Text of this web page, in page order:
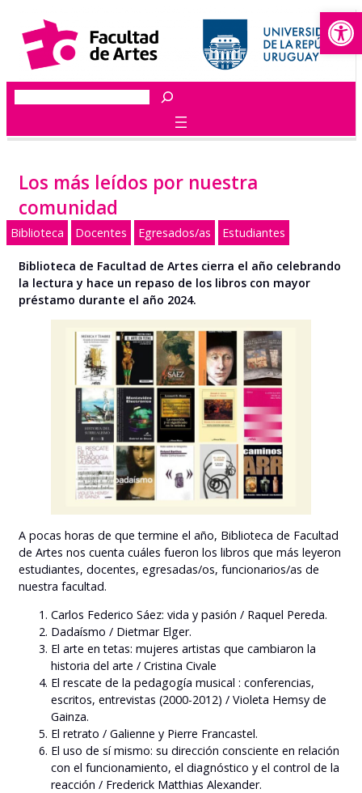
contenido
Buscar
Los más leídos por nuestra
comunidad
Biblioteca Docentes Egresados/as Estudiantes
Biblioteca de Facultad de Artes cierra el año celebrando
la lectura y hace un repaso de los libros con mayor
préstamo durante el año 2024.
A pocas horas de que termine el año, Biblioteca de Facultad
de Artes nos cuenta cuáles fueron los libros que más leyeron
estudiantes, docentes, egresadas/os, funcionarios/as de
nuestra facultad.
Carlos Federico Sáez: vida y pasión / Raquel Pereda.
Dadaísmo / Dietmar Elger.
El arte en tetas: mujeres artistas que cambiaron la
historia del arte / Cristina Civale
El rescate de la pedagogía musical : conferencias,
escritos, entrevistas (2000-2012) / Violeta Hemsy de
Gainza.
El retrato / Galienne y Pierre Francastel.
El uso de sí mismo: su dirección consciente en relación
con el funcionamiento, el diagnóstico y el control de la
reacción / Frederick Matthias Alexander.